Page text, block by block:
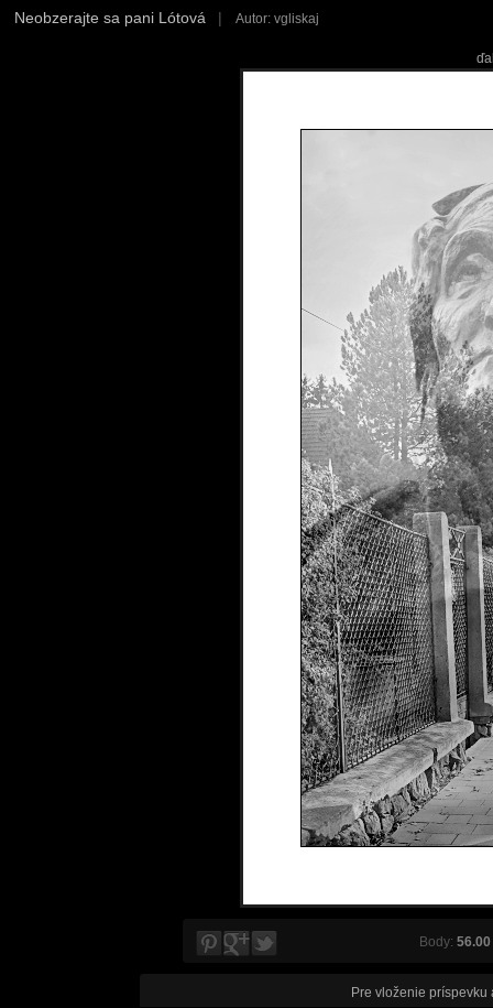
Neobzerajte sa pani Lótová | Autor: vgliskaj
Body: 56.00
Pre vloženie